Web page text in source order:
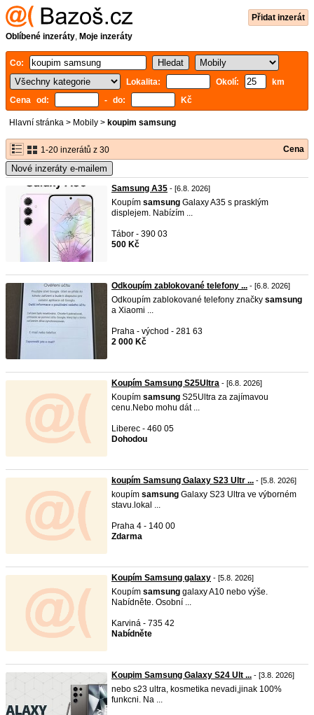
Přidat inzerát
Oblíbené inzeráty, Moje inzeráty
Co:
Lokalita:
Okolí:
km
Cena od:
- do: Kč
Hlavní stránka > Mobily > koupim samsung
1-20 inzerátů z 30 Cena
Nové inzeráty e-mailem
Samsung A35 - [6.8. 2026]
Koupím samsung Galaxy A35 s prasklým
displejem. Nabízím ...
Tábor - 390 03
500 Kč
Odkoupím zablokované telefony ... - [6.8. 2026]
Odkoupím zablokované telefony značky samsung
a Xiaomi ...
Praha - východ - 281 63
2 000 Kč
Koupím Samsung S25Ultra - [6.8. 2026]
Koupím samsung S25Ultra za zajímavou
cenu.Nebo mohu dát ...
Liberec - 460 05
Dohodou
koupím Samsung Galaxy S23 Ultr ... - [5.8. 2026]
koupím samsung Galaxy S23 Ultra ve výborném
stavu.lokal ...
Praha 4 - 140 00
Zdarma
Koupím Samsung galaxy - [5.8. 2026]
Koupím samsung galaxy A10 nebo výše.
Nabídněte. Osobní ...
Karviná - 735 42
Nabídněte
Koupim Samsung Galaxy S24 Ult ... - [3.8. 2026]
nebo s23 ultra, kosmetika nevadi,jinak 100%
funkcni. Na ...